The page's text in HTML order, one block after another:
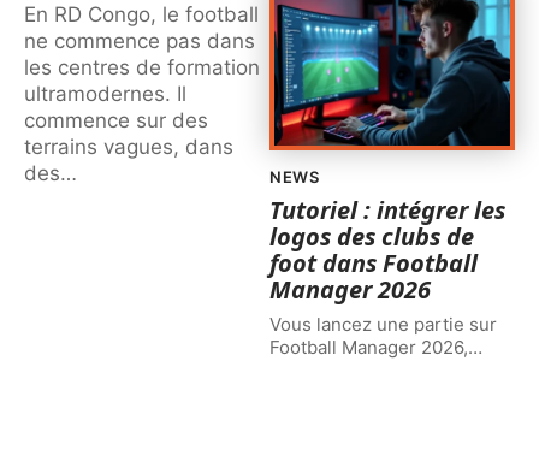
En RD Congo, le football
ne commence pas dans
les centres de formation
ultramodernes. Il
commence sur des
terrains vagues, dans
des… NEWS
Tutoriel : intégrer les
logos des clubs de
foot dans Football
Manager 2026
Vous lancez une partie sur
Football Manager 2026,…